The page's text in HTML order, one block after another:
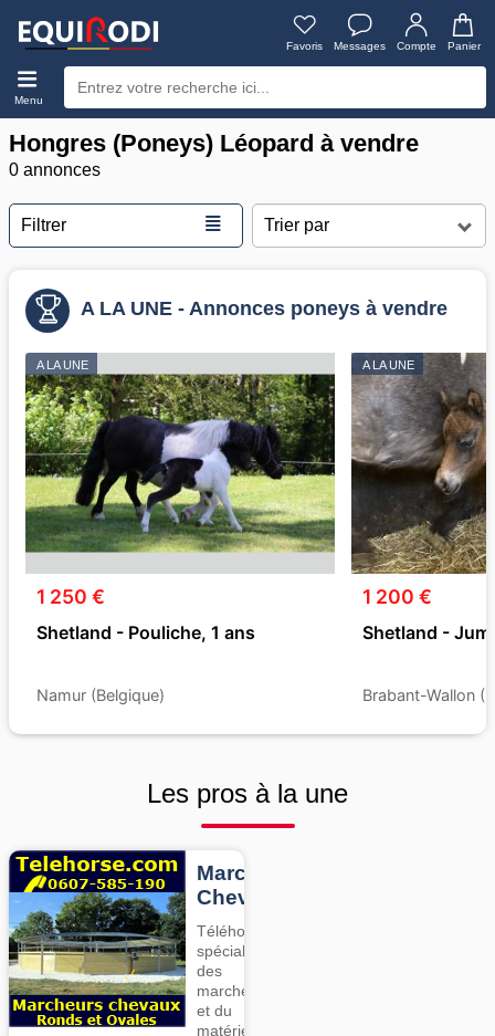
Favoris Messages Compte Panier
Menu
Hongres (Poneys) Léopard à vendre
0 annonces
Filtrer ≣
A LA UNE - Annonces poneys à vendre
A LA UNE
1 250 €
Shetland - Pouliche, 1 ans
Namur (Belgique)
A LA UNE
1 200 €
Shetland -
Brabant-Wallon
Les pros à la une
Marcheurs
Chevaux
Téléhorse,
spécialiste
des
marcheurs
et du
matériel